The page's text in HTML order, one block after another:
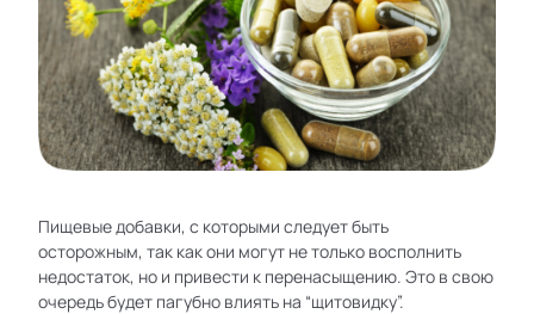
Пищевые добавки, с которыми следует быть
осторожным, так как они могут не только восполнить
недостаток, но и привести к перенасыщению. Это в свою
очередь будет пагубно влиять на “щитовидку”.